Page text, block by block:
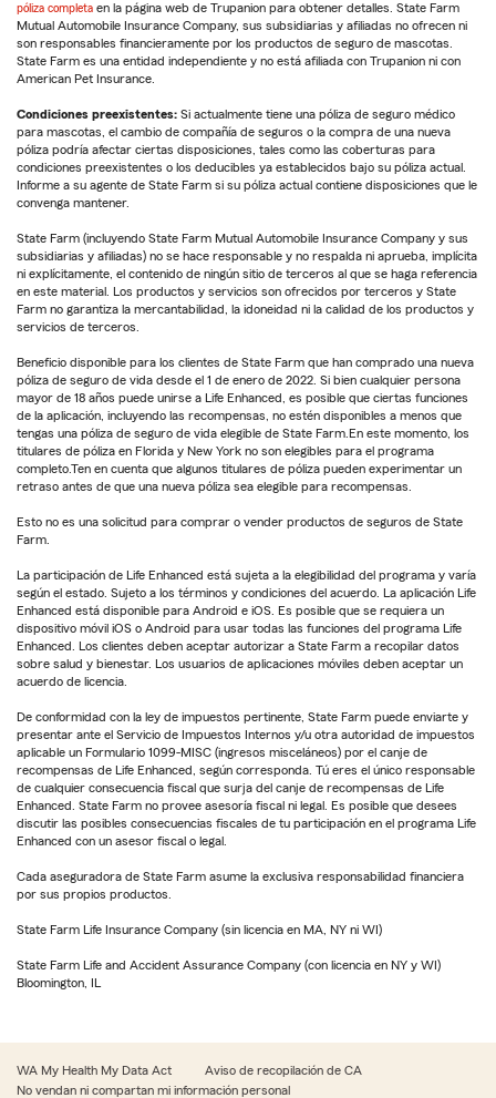
póliza completa en la página web de Trupanion para obtener detalles. State Farm
Mutual Automobile Insurance Company, sus subsidiarias y afiliadas no ofrecen ni
son responsables financieramente por los productos de seguro de mascotas.
State Farm es una entidad independiente y no está afiliada con Trupanion ni con
American Pet Insurance.
Condiciones preexistentes: Si actualmente tiene una póliza de seguro médico
para mascotas, el cambio de compañía de seguros o la compra de una nueva
póliza podría afectar ciertas disposiciones, tales como las coberturas para
condiciones preexistentes o los deducibles ya establecidos bajo su póliza actual.
Informe a su agente de State Farm si su póliza actual contiene disposiciones que le
convenga mantener.
State Farm (incluyendo State Farm Mutual Automobile Insurance Company y sus
subsidiarias y afiliadas) no se hace responsable y no respalda ni aprueba, implícita
ni explícitamente, el contenido de ningún sitio de terceros al que se haga referencia
en este material. Los productos y servicios son ofrecidos por terceros y State
Farm no garantiza la mercantabilidad, la idoneidad ni la calidad de los productos y
servicios de terceros.
Beneficio disponible para los clientes de State Farm que han comprado una nueva
póliza de seguro de vida desde el 1 de enero de 2022. Si bien cualquier persona
mayor de 18 años puede unirse a Life Enhanced, es posible que ciertas funciones
de la aplicación, incluyendo las recompensas, no estén disponibles a menos que
tengas una póliza de seguro de vida elegible de State Farm.En este momento, los
titulares de póliza en Florida y New York no son elegibles para el programa
completo.Ten en cuenta que algunos titulares de póliza pueden experimentar un
retraso antes de que una nueva póliza sea elegible para recompensas.
Esto no es una solicitud para comprar o vender productos de seguros de State
Farm.
La participación de Life Enhanced está sujeta a la elegibilidad del programa y varía
según el estado. Sujeto a los términos y condiciones del acuerdo. La aplicación Life
Enhanced está disponible para Android e iOS. Es posible que se requiera un
dispositivo móvil iOS o Android para usar todas las funciones del programa Life
Enhanced. Los clientes deben aceptar autorizar a State Farm a recopilar datos
sobre salud y bienestar. Los usuarios de aplicaciones móviles deben aceptar un
acuerdo de licencia.
De conformidad con la ley de impuestos pertinente, State Farm puede enviarte y
presentar ante el Servicio de Impuestos Internos y/u otra autoridad de impuestos
aplicable un Formulario 1099-MISC (ingresos misceláneos) por el canje de
recompensas de Life Enhanced, según corresponda. Tú eres el único responsable
de cualquier consecuencia fiscal que surja del canje de recompensas de Life
Enhanced. State Farm no provee asesoría fiscal ni legal. Es posible que desees
discutir las posibles consecuencias fiscales de tu participación en el programa Life
Enhanced con un asesor fiscal o legal.
Cada aseguradora de State Farm asume la exclusiva responsabilidad financiera
por sus propios productos.
State Farm Life Insurance Company (sin licencia en MA, NY ni WI)
State Farm Life and Accident Assurance Company (con licencia en NY y WI)
Bloomington, IL
WA My Health My Data Act
Aviso de recopilación de CA
No vendan ni compartan mi información personal